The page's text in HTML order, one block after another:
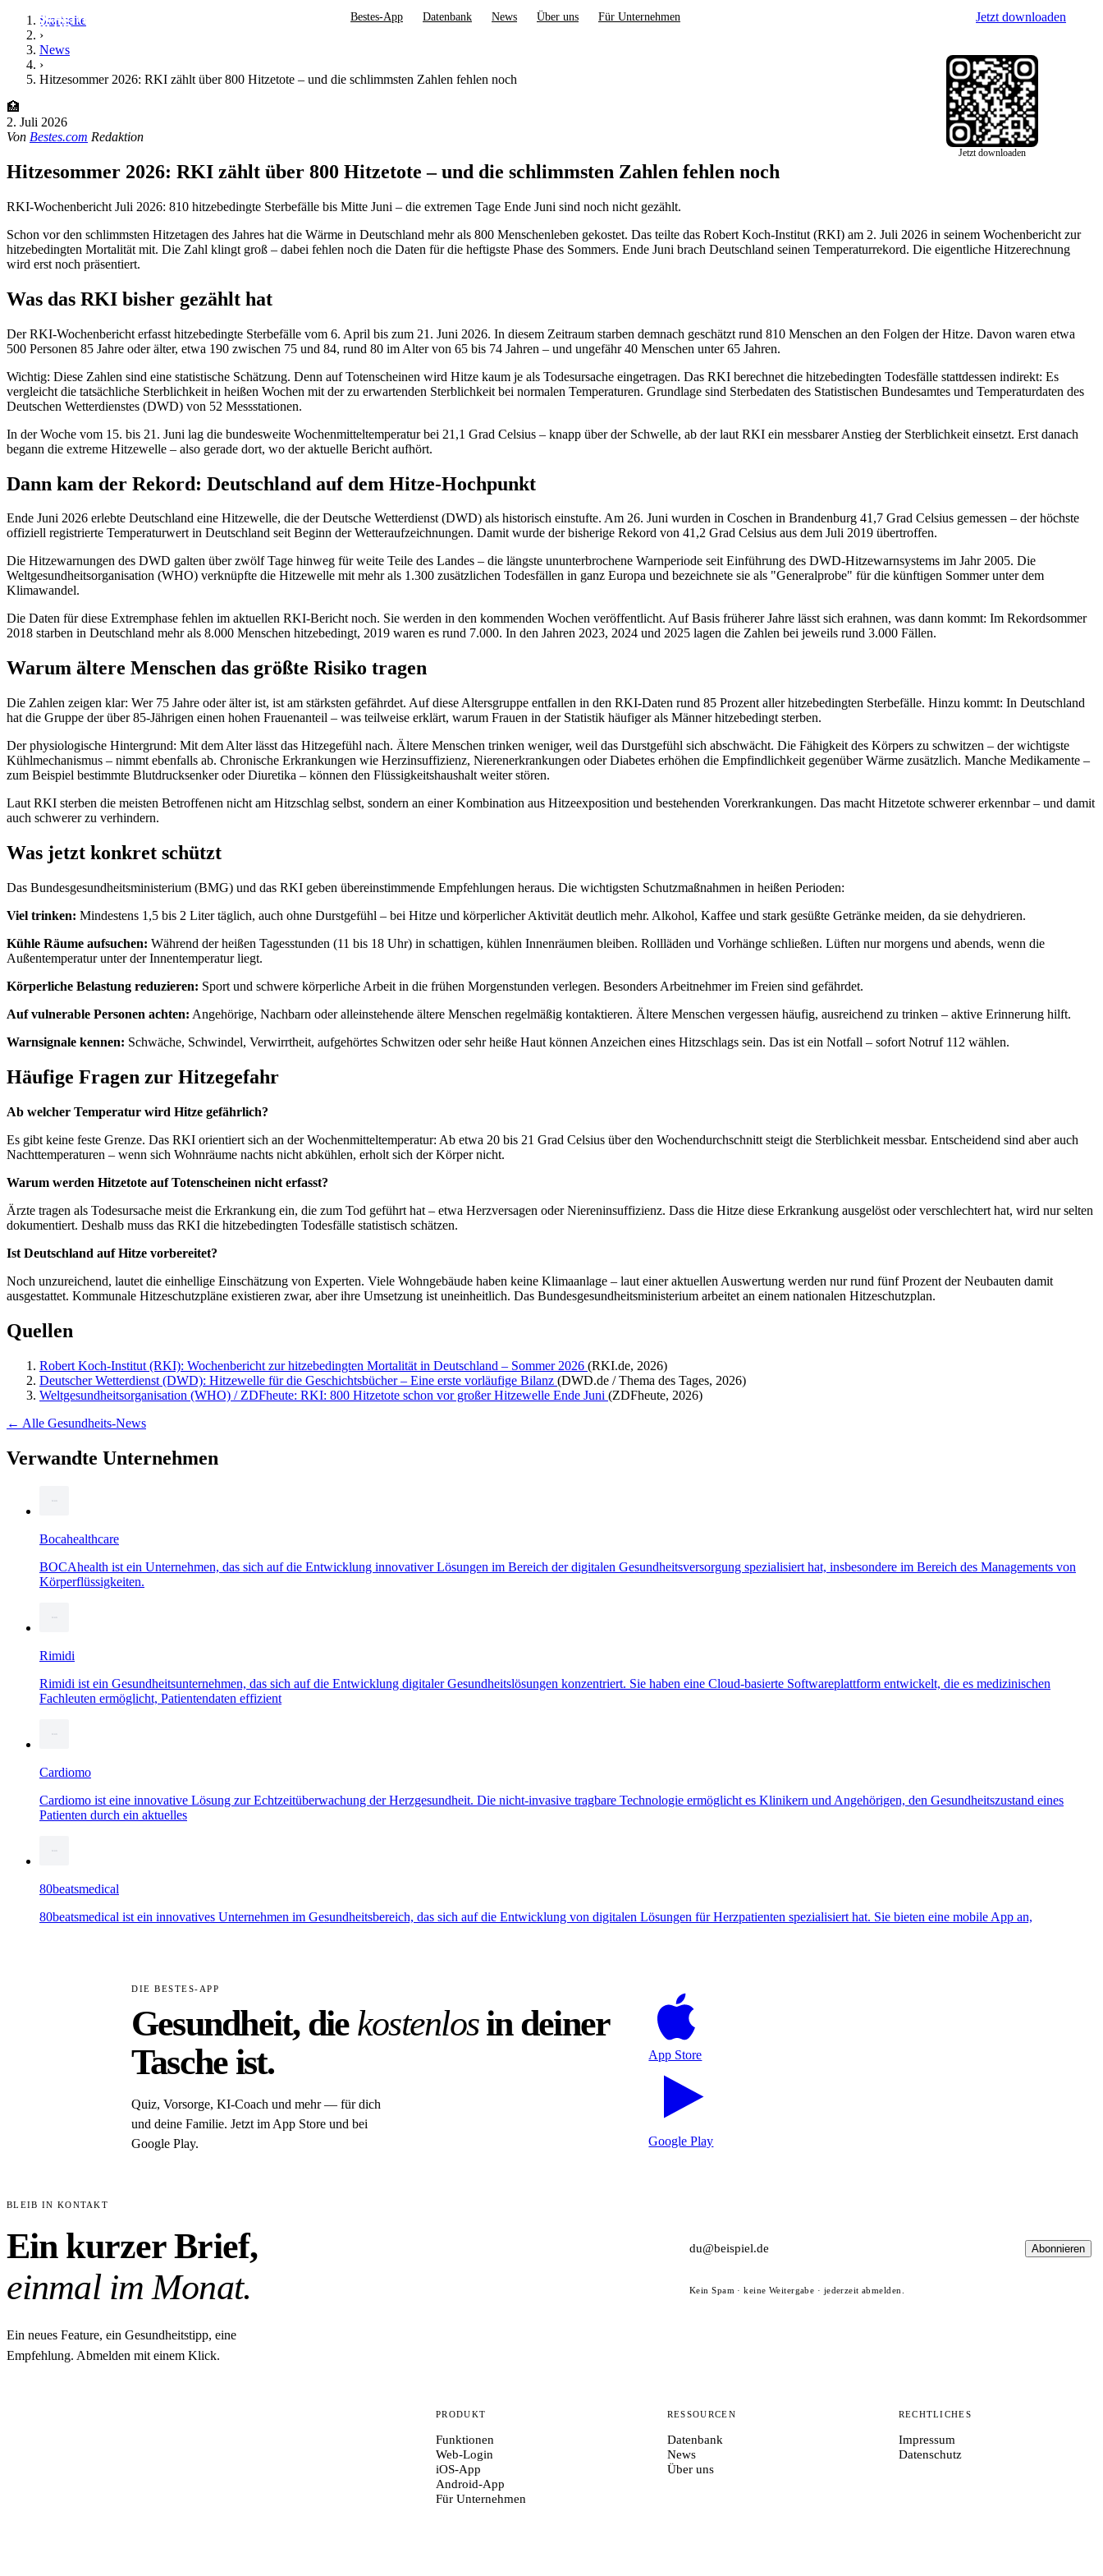
Bestes-App Datenbank News Über uns Für Unternehmen
Jetzt downloaden
Jetzt downloaden
Startseite
›
News
›
Hitzesommer 2026: RKI zählt über 800 Hitzetote – und die schlimmsten Zahlen fehlen noch
🏥
2. Juli 2026
Von Bestes.com Redaktion
Hitzesommer 2026: RKI zählt über 800 Hitzetote – und die schlimmsten Zahlen fehlen noch
RKI-Wochenbericht Juli 2026: 810 hitzebedingte Sterbefälle bis Mitte Juni – die extremen Tage Ende Juni sind noch nicht gezählt.
Schon vor den schlimmsten Hitzetagen des Jahres hat die Wärme in Deutschland mehr als 800 Menschenleben gekostet. Das teilte das Robert Koch-Institut (RKI) am 2. Juli 2026 in seinem Wochenbericht zur
hitzebedingten Mortalität mit. Die Zahl klingt groß – dabei fehlen noch die Daten für die heftigste Phase des Sommers. Ende Juni brach Deutschland seinen Temperaturrekord. Die eigentliche Hitzerechnung
wird erst noch präsentiert.
Was das RKI bisher gezählt hat
Der RKI-Wochenbericht erfasst hitzebedingte Sterbefälle vom 6. April bis zum 21. Juni 2026. In diesem Zeitraum starben demnach geschätzt rund 810 Menschen an den Folgen der Hitze. Davon waren etwa
500 Personen 85 Jahre oder älter, etwa 190 zwischen 75 und 84, rund 80 im Alter von 65 bis 74 Jahren – und ungefähr 40 Menschen unter 65 Jahren.
Wichtig: Diese Zahlen sind eine statistische Schätzung. Denn auf Totenscheinen wird Hitze kaum je als Todesursache eingetragen. Das RKI berechnet die hitzebedingten Todesfälle stattdessen indirekt: Es
vergleicht die tatsächliche Sterblichkeit in heißen Wochen mit der zu erwartenden Sterblichkeit bei normalen Temperaturen. Grundlage sind Sterbedaten des Statistischen Bundesamtes und Temperaturdaten des
Deutschen Wetterdienstes (DWD) von 52 Messstationen.
In der Woche vom 15. bis 21. Juni lag die bundesweite Wochenmitteltemperatur bei 21,1 Grad Celsius – knapp über der Schwelle, ab der laut RKI ein messbarer Anstieg der Sterblichkeit einsetzt. Erst danach
begann die extreme Hitzewelle – also gerade dort, wo der aktuelle Bericht aufhört.
Dann kam der Rekord: Deutschland auf dem Hitze-Hochpunkt
Ende Juni 2026 erlebte Deutschland eine Hitzewelle, die der Deutsche Wetterdienst (DWD) als historisch einstufte. Am 26. Juni wurden in Coschen in Brandenburg 41,7 Grad Celsius gemessen – der höchste
offiziell registrierte Temperaturwert in Deutschland seit Beginn der Wetteraufzeichnungen. Damit wurde der bisherige Rekord von 41,2 Grad Celsius aus dem Juli 2019 übertroffen.
Die Hitzewarnungen des DWD galten über zwölf Tage hinweg für weite Teile des Landes – die längste ununterbrochene Warnperiode seit Einführung des DWD-Hitzewarnsystems im Jahr 2005. Die
Weltgesundheitsorganisation (WHO) verknüpfte die Hitzewelle mit mehr als 1.300 zusätzlichen Todesfällen in ganz Europa und bezeichnete sie als "Generalprobe" für die künftigen Sommer unter dem
Klimawandel.
Die Daten für diese Extremphase fehlen im aktuellen RKI-Bericht noch. Sie werden in den kommenden Wochen veröffentlicht. Auf Basis früherer Jahre lässt sich erahnen, was dann kommt: Im Rekordsommer
2018 starben in Deutschland mehr als 8.000 Menschen hitzebedingt, 2019 waren es rund 7.000. In den Jahren 2023, 2024 und 2025 lagen die Zahlen bei jeweils rund 3.000 Fällen.
Warum ältere Menschen das größte Risiko tragen
Die Zahlen zeigen klar: Wer 75 Jahre oder älter ist, ist am stärksten gefährdet. Auf diese Altersgruppe entfallen in den RKI-Daten rund 85 Prozent aller hitzebedingten Sterbefälle. Hinzu kommt: In Deutschland
hat die Gruppe der über 85-Jährigen einen hohen Frauenanteil – was teilweise erklärt, warum Frauen in der Statistik häufiger als Männer hitzebedingt sterben.
Der physiologische Hintergrund: Mit dem Alter lässt das Hitzegefühl nach. Ältere Menschen trinken weniger, weil das Durstgefühl sich abschwächt. Die Fähigkeit des Körpers zu schwitzen – der wichtigste
Kühlmechanismus – nimmt ebenfalls ab. Chronische Erkrankungen wie Herzinsuffizienz, Nierenerkrankungen oder Diabetes erhöhen die Empfindlichkeit gegenüber Wärme zusätzlich. Manche Medikamente –
zum Beispiel bestimmte Blutdrucksenker oder Diuretika – können den Flüssigkeitshaushalt weiter stören.
Laut RKI sterben die meisten Betroffenen nicht am Hitzschlag selbst, sondern an einer Kombination aus Hitzeexposition und bestehenden Vorerkrankungen. Das macht Hitzetote schwerer erkennbar – und damit
auch schwerer zu verhindern.
Was jetzt konkret schützt
Das Bundesgesundheitsministerium (BMG) und das RKI geben übereinstimmende Empfehlungen heraus. Die wichtigsten Schutzmaßnahmen in heißen Perioden:
Viel trinken: Mindestens 1,5 bis 2 Liter täglich, auch ohne Durstgefühl – bei Hitze und körperlicher Aktivität deutlich mehr. Alkohol, Kaffee und stark gesüßte Getränke meiden, da sie dehydrieren.
Kühle Räume aufsuchen: Während der heißen Tagesstunden (11 bis 18 Uhr) in schattigen, kühlen Innenräumen bleiben. Rollläden und Vorhänge schließen. Lüften nur morgens und abends, wenn die
Außentemperatur unter der Innentemperatur liegt.
Körperliche Belastung reduzieren: Sport und schwere körperliche Arbeit in die frühen Morgenstunden verlegen. Besonders Arbeitnehmer im Freien sind gefährdet.
Auf vulnerable Personen achten: Angehörige, Nachbarn oder alleinstehende ältere Menschen regelmäßig kontaktieren. Ältere Menschen vergessen häufig, ausreichend zu trinken – aktive Erinnerung hilft.
Warnsignale kennen: Schwäche, Schwindel, Verwirrtheit, aufgehörtes Schwitzen oder sehr heiße Haut können Anzeichen eines Hitzschlags sein. Das ist ein Notfall – sofort Notruf 112 wählen.
Häufige Fragen zur Hitzegefahr
Ab welcher Temperatur wird Hitze gefährlich?
Es gibt keine feste Grenze. Das RKI orientiert sich an der Wochenmitteltemperatur: Ab etwa 20 bis 21 Grad Celsius über den Wochendurchschnitt steigt die Sterblichkeit messbar. Entscheidend sind aber auch
Nachttemperaturen – wenn sich Wohnräume nachts nicht abkühlen, erholt sich der Körper nicht.
Warum werden Hitzetote auf Totenscheinen nicht erfasst?
Ärzte tragen als Todesursache meist die Erkrankung ein, die zum Tod geführt hat – etwa Herzversagen oder Niereninsuffizienz. Dass die Hitze diese Erkrankung ausgelöst oder verschlechtert hat, wird nur selten
dokumentiert. Deshalb muss das RKI die hitzebedingten Todesfälle statistisch schätzen.
Ist Deutschland auf Hitze vorbereitet?
Noch unzureichend, lautet die einhellige Einschätzung von Experten. Viele Wohngebäude haben keine Klimaanlage – laut einer aktuellen Auswertung werden nur rund fünf Prozent der Neubauten damit
ausgestattet. Kommunale Hitzeschutzpläne existieren zwar, aber ihre Umsetzung ist uneinheitlich. Das Bundesgesundheitsministerium arbeitet an einem nationalen Hitzeschutzplan.
Quellen
Robert Koch-Institut (RKI): Wochenbericht zur hitzebedingten Mortalität in Deutschland – Sommer 2026 (RKI.de, 2026)
Deutscher Wetterdienst (DWD): Hitzewelle für die Geschichtsbücher – Eine erste vorläufige Bilanz (DWD.de / Thema des Tages, 2026)
Weltgesundheitsorganisation (WHO) / ZDFheute: RKI: 800 Hitzetote schon vor großer Hitzewelle Ende Juni (ZDFheute, 2026)
← Alle Gesundheits-News
Verwandte Unternehmen
Bocahealthcare
BOCAhealth ist ein Unternehmen, das sich auf die Entwicklung innovativer Lösungen im Bereich der digitalen Gesundheitsversorgung spezialisiert hat, insbesondere im Bereich des Managements von
Körperflüssigkeiten.
Rimidi
Rimidi ist ein Gesundheitsunternehmen, das sich auf die Entwicklung digitaler Gesundheitslösungen konzentriert. Sie haben eine Cloud-basierte Softwareplattform entwickelt, die es medizinischen
Fachleuten ermöglicht, Patientendaten effizient
Cardiomo
Cardiomo ist eine innovative Lösung zur Echtzeitüberwachung der Herzgesundheit. Die nicht-invasive tragbare Technologie ermöglicht es Klinikern und Angehörigen, den Gesundheitszustand eines
Patienten durch ein aktuelles
80beatsmedical
80beatsmedical ist ein innovatives Unternehmen im Gesundheitsbereich, das sich auf die Entwicklung von digitalen Lösungen für Herzpatienten spezialisiert hat. Sie bieten eine mobile App an,
DIE BESTES-APP
Gesundheit, die kostenlosin deiner
Tasche ist.
Quiz, Vorsorge, KI-Coach und mehr — für dich
und deine Familie. Jetzt im App Store und bei
Google Play.
App Store
Google Play
BLEIB IN KONTAKT
Ein kurzer Brief,
einmal im Monat.
Ein neues Feature, ein Gesundheitstipp, eine
Empfehlung. Abmelden mit einem Klick.
Abonnieren
Kein Spam · keine Weitergabe · jederzeit abmelden.
PRODUKT
Funktionen
Web-Login
iOS-App
Android-App
Für Unternehmen
RESSOURCEN
Datenbank
News
Über uns
RECHTLICHES
Impressum
Datenschutz